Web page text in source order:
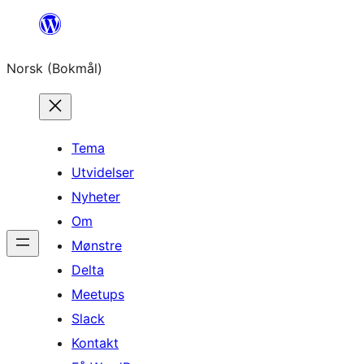
Hopp
innhold
Norsk (Bokmål)
Tema
Utvidelser
Nyheter
Om
Mønstre
Delta
Meetups
Slack
Kontakt